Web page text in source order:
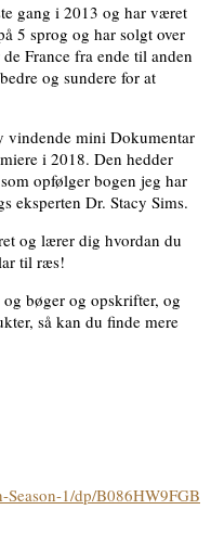
gang i 2013 og har været
5 sprog og har solgt over
France fra ende til anden
og sundere for at
vindende mini Dokumentar
i 2018. Den hedder
opfølger bogen jeg har
eksperten Dr. Stacy Sims.
og lærer dig hvordan du
til ræs!
bøger og opskrifter, og
så kan du finde mere
Season-1/dp/B086HW9FGB